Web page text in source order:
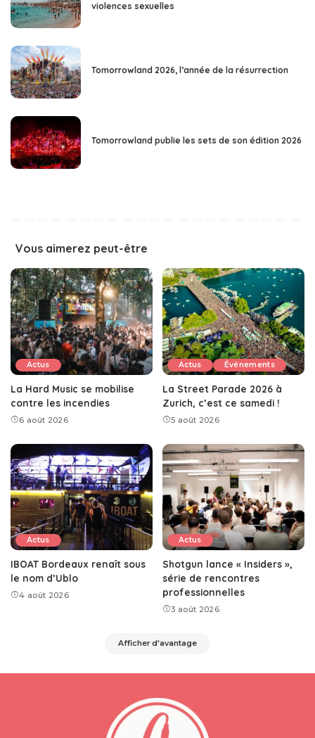
violences sexuelles
Tomorrowland 2026, l’année de la résurrection
Tomorrowland publie les sets de son édition 2026
Vous aimerez peut-être
Actus
La Hard Music se mobilise
contre les incendies
6 août 2026
Actus Événements
La Street Parade 2026 à
Zurich, c’est ce samedi !
5 août 2026
Actus
IBOAT Bordeaux renaît sous
le nom d’Ublo
4 août 2026
Actus
Shotgun lance « Insiders »,
série de rencontres
professionnelles
3 août 2026
Afficher d'avantage